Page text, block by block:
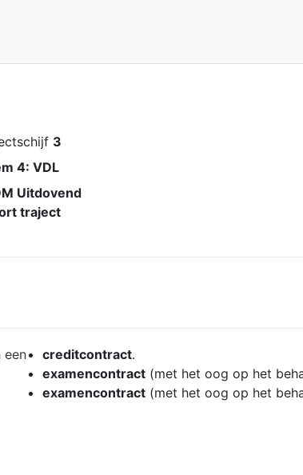
3
4: VDL
Uitdovend
traject
een creditcontract.
examencontract (met het oog op het
examencontract (met het oog op het